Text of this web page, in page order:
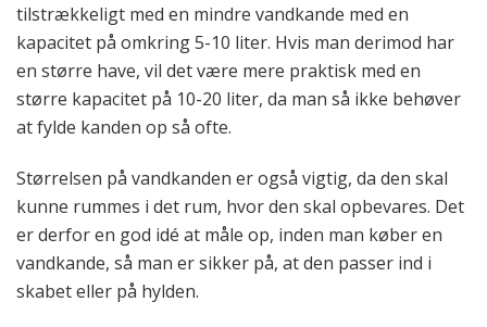
tilstrækkeligt med en mindre vandkande med en
kapacitet på omkring 5-10 liter. Hvis man derimod har
en større have, vil det være mere praktisk med en
større kapacitet på 10-20 liter, da man så ikke behøver
at fylde kanden op så ofte.
Størrelsen på vandkanden er også vigtig, da den skal
kunne rummes i det rum, hvor den skal opbevares. Det
er derfor en god idé at måle op, inden man køber en
vandkande, så man er sikker på, at den passer ind i
skabet eller på hylden.